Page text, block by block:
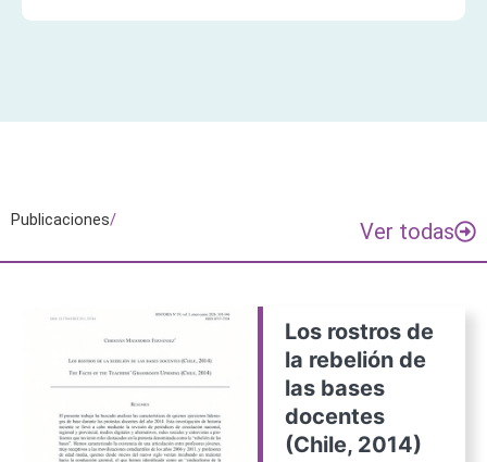
Publicaciones/ Ver todas
Los rostros de
la rebelión de
las bases
docentes
(Chile, 2014)